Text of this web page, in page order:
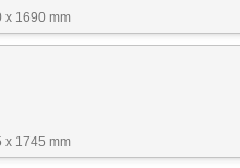
x 1690 mm
x 1745 mm